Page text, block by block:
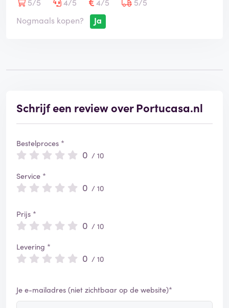
Nogmaals kopen?
Ja
Schrijf een review over Portucasa.nl
Bestelproces *
0 / 10
Service *
0 / 10
Prijs *
0 / 10
Levering *
0 / 10
Je e-mailadres (niet zichtbaar op de website)*